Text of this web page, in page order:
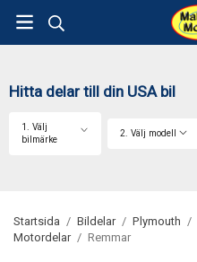
Hitta delar till din USA bil
1. Välj
bilmärke
2. Välj modell
Startsida / Bildelar / Plymouth /
Motordelar / Remmar